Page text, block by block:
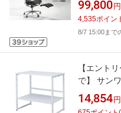
Premium
アームレ
グあり /リ
99,800 円
4,535ポイン
8/7 15:00まで
【エント
で】 サン
ル製机上プ
（
14,854 円